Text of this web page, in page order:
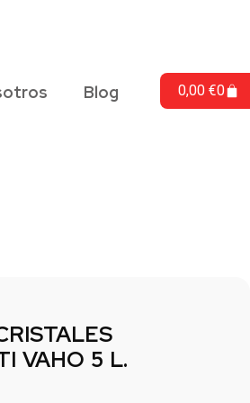
Blog
0,00€0
VAHO 5 L.